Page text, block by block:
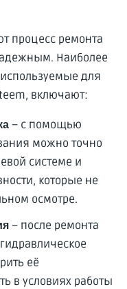
процесс ремонта
Наиболее
для
включают:
– с помощью
можно точно
системе и
которые не
осмотре.
– после ремонта
её
в условиях работы